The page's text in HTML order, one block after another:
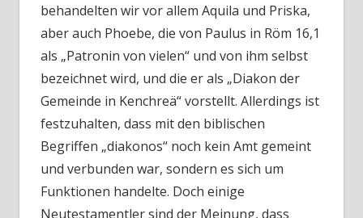
behandelten wir vor allem Aquila und Priska,
aber auch Phoebe, die von Paulus in Röm 16,1
als „Patronin von vielen“ und von ihm selbst
bezeichnet wird, und die er als „Diakon der
Gemeinde in Kenchreä“ vorstellt. Allerdings ist
festzuhalten, dass mit den biblischen
Begriffen „diakonos“ noch kein Amt gemeint
und verbunden war, sondern es sich um
Funktionen handelte. Doch einige
Neutestamentler sind der Meinung, dass